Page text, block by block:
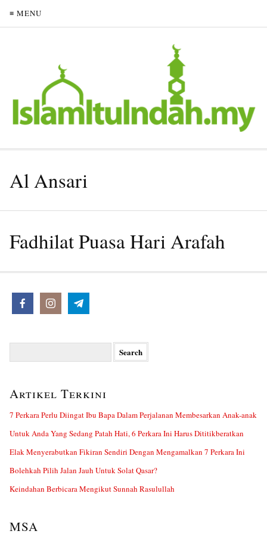
≡ MENU
Al Ansari
Fadhilat Puasa Hari Arafah
Artikel Terkini
7 Perkara Perlu Diingat Ibu Bapa Dalam Perjalanan Membesarkan Anak-anak
Untuk Anda Yang Sedang Patah Hati, 6 Perkara Ini Harus Dititikberatkan
Elak Menyerabutkan Fikiran Sendiri Dengan Mengamalkan 7 Perkara Ini
Bolehkah Pilih Jalan Jauh Untuk Solat Qasar?
Keindahan Berbicara Mengikut Sunnah Rasulullah
MSA